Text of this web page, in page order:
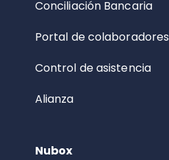
Conciliación Bancaria
Portal de colaboradores
Control de asistencia
Alianza
Nubox